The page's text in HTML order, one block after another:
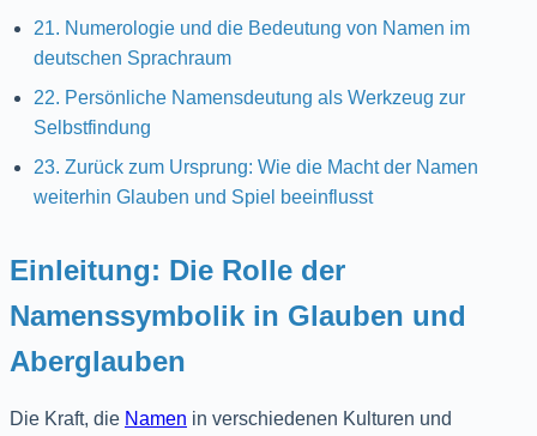
21. Numerologie und die Bedeutung von Namen im
deutschen Sprachraum
22. Persönliche Namensdeutung als Werkzeug zur
Selbstfindung
23. Zurück zum Ursprung: Wie die Macht der Namen
weiterhin Glauben und Spiel beeinflusst
Einleitung: Die Rolle der
Namenssymbolik in Glauben und
Aberglauben
Die Kraft, die Namen in verschiedenen Kulturen und